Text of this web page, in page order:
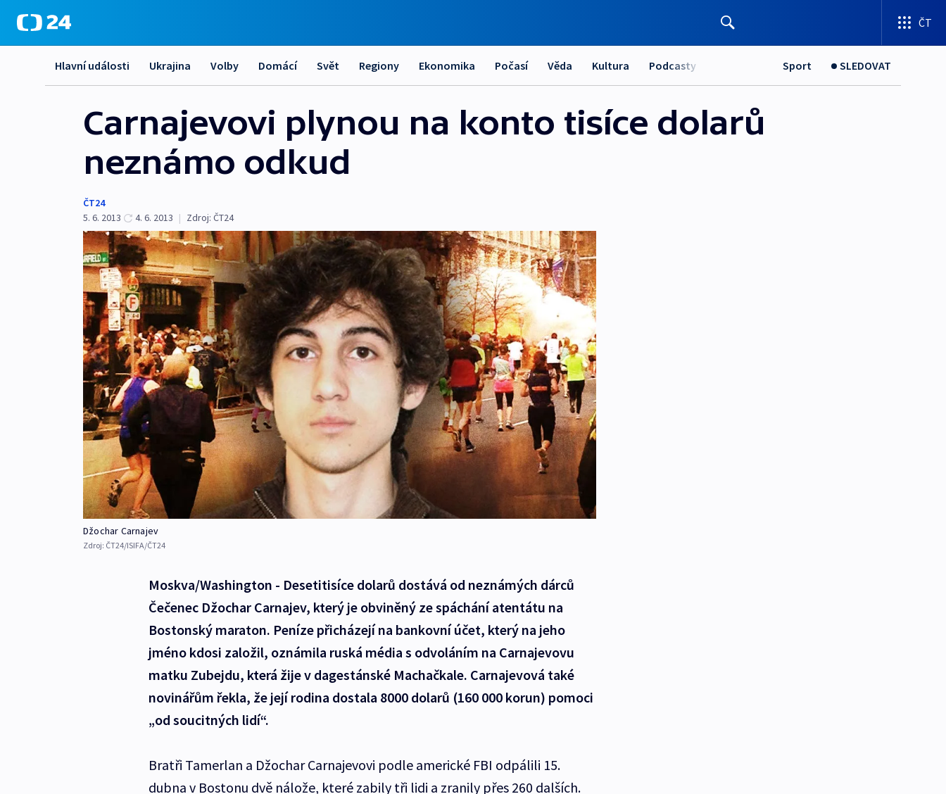
ČT
Hlavní události Ukrajina Volby Domácí Svět Regiony Ekonomika Počasí Věda Kultura Podcasty Sport SLEDOVAT
Carnajevovi plynou na konto tisíce dolarů
neznámo odkud
ČT24
5. 6. 2013
4. 6. 2013 | Zdroj: ČT24
Džochar Carnajev
Zdroj: ČT24/ISIFA/ČT24
Moskva/Washington - Desetitisíce dolarů dostává od neznámých dárců
Čečenec Džochar Carnajev, který je obviněný ze spáchání atentátu na
Bostonský maraton. Peníze přicházejí na bankovní účet, který na jeho
jméno kdosi založil, oznámila ruská média s odvoláním na Carnajevovu
matku Zubejdu, která žije v dagestánské Machačkale. Carnajevová také
novinářům řekla, že její rodina dostala 8000 dolarů (160 000 korun) pomoci
„od soucitných lidí“.
Bratři Tamerlan a Džochar Carnajevovi podle americké FBI odpálili 15.
dubna v Bostonu dvě nálože, které zabily tři lidi a zranily přes 260 dalších.